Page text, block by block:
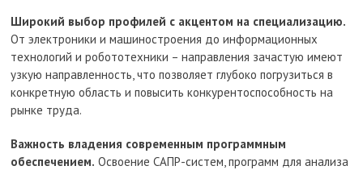
Широкий выбор профилей с акцентом на специализацию.
От электроники и машиностроения до информационных
технологий и робототехники – направления зачастую имеют
узкую направленность, что позволяет глубоко погрузиться в
конкретную область и повысить конкурентоспособность на
рынке труда.
Важность владения современным программным
обеспечением. Освоение САПР-систем, программ для анализа